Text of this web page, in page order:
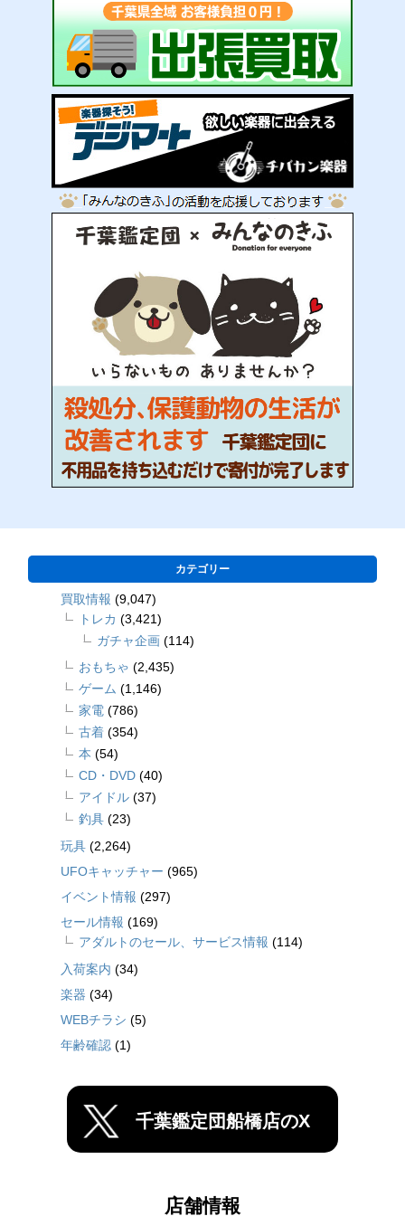
カテゴリー
買取情報 (9,047)
トレカ (3,421)
ガチャ企画 (114)
おもちゃ (2,435)
ゲーム (1,146)
家電 (786)
古着 (354)
本 (54)
CD・DVD (40)
アイドル (37)
釣具 (23)
玩具 (2,264)
UFOキャッチャー (965)
イベント情報 (297)
セール情報 (169)
アダルトのセール、サービス情報 (114)
入荷案内 (34)
楽器 (34)
WEBチラシ (5)
年齢確認 (1)
千葉鑑定団船橋店のX
店舗情報